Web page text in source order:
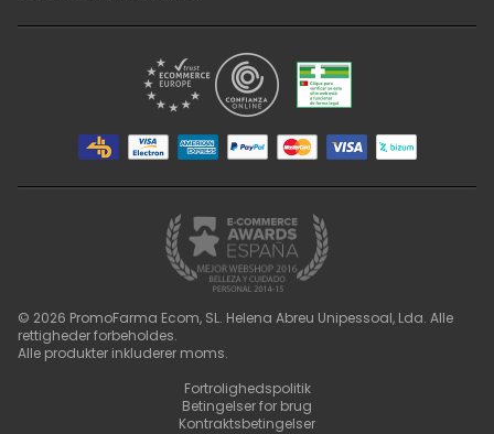
© 2026 PromoFarma Ecom, SL. Helena Abreu Unipessoal, Lda. Alle
rettigheder forbeholdes.
Alle produkter inkluderer moms.
Fortrolighedspolitik
Betingelser for brug
Kontraktsbetingelser